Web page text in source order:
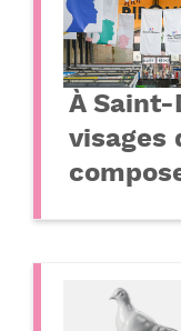
À
visages